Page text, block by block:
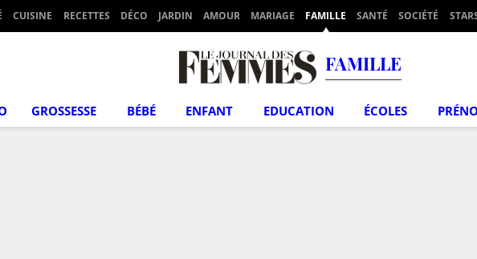
CUISINE RECETTES DÉCO JARDIN AMOUR MARIAGE FAMILLE SANTÉ SOCIÉTÉ
FAMILLE
GROSSESSE BÉBÉ ENFANT EDUCATION ÉCOLES